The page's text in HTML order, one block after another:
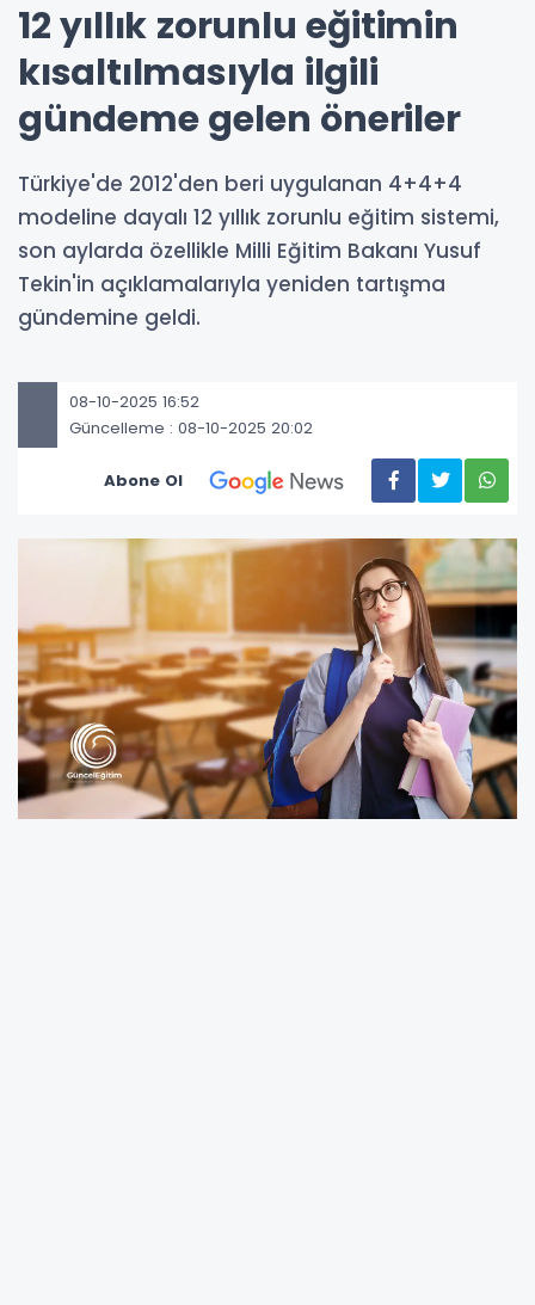
12 yıllık zorunlu eğitimin
kısaltılmasıyla ilgili
gündeme gelen öneriler
Türkiye'de 2012'den beri uygulanan 4+4+4
modeline dayalı 12 yıllık zorunlu eğitim sistemi,
son aylarda özellikle Milli Eğitim Bakanı Yusuf
Tekin'in açıklamalarıyla yeniden tartışma
gündemine geldi.
08-10-2025 16:52
Güncelleme : 08-10-2025 20:02
Abone Ol